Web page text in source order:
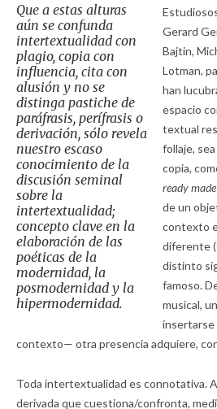
Que a estas alturas
aún se confunda
intertextualidad con
plagio, copia con
influencia, cita con
alusión y no se
distinga pastiche de
paráfrasis, perífrasis o
derivación, sólo revela
nuestro escaso
conocimiento de la
discusión seminal
sobre la
intertextualidad;
concepto clave en la
elaboración de las
poéticas de la
modernidad, la
posmodernidad y la
hipermodernidad.
Gerard
Bajtin,
Lotman,
han
espacio
textual
follaje,
copia,
ready made
de un
contexto
diferente
distinto
famoso.
musical,
insertarse
contexto— otra presencia adquiere,
Toda intertextualidad es connotativa.
derivada que cuestiona/confronta,